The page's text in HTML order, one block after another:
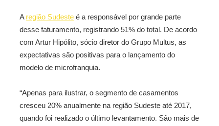
A região Sudeste é a responsável por grande parte
desse faturamento, registrando 51% do total. De acordo
com Artur Hipólito, sócio diretor do Grupo Multus, as
expectativas são positivas para o lançamento do
modelo de microfranquia.
“Apenas para ilustrar, o segmento de casamentos
cresceu 20% anualmente na região Sudeste até 2017,
quando foi realizado o último levantamento. São mais de